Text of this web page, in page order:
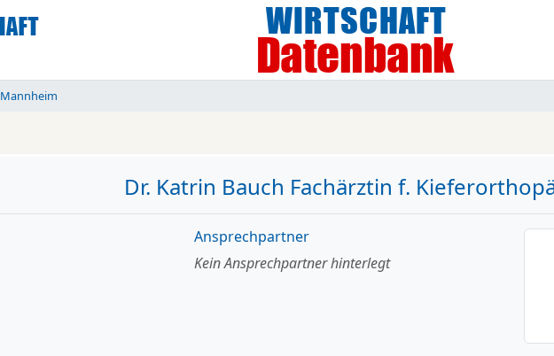
Mannheim
Dr. Katrin Bauch Fachärztin f.
Ansprechpartner
Kein Ansprechpartner hinterlegt